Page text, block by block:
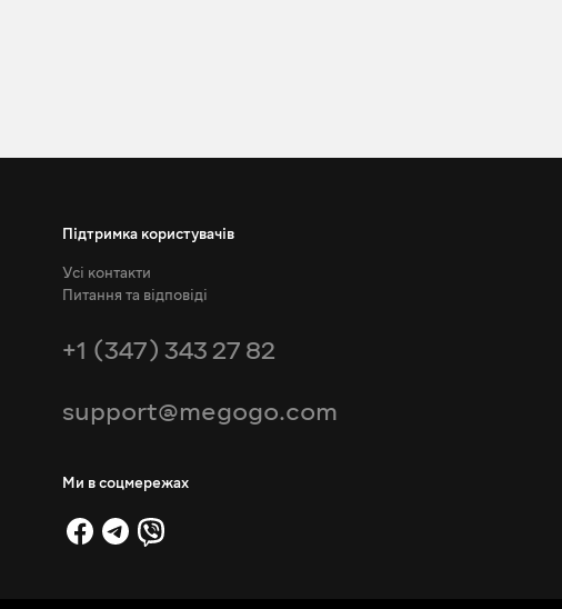
Підтримка користувачів
Усі контакти
Питання та відповіді
+1 (347) 343 27 82
support@megogo.com
Ми в соцмережах